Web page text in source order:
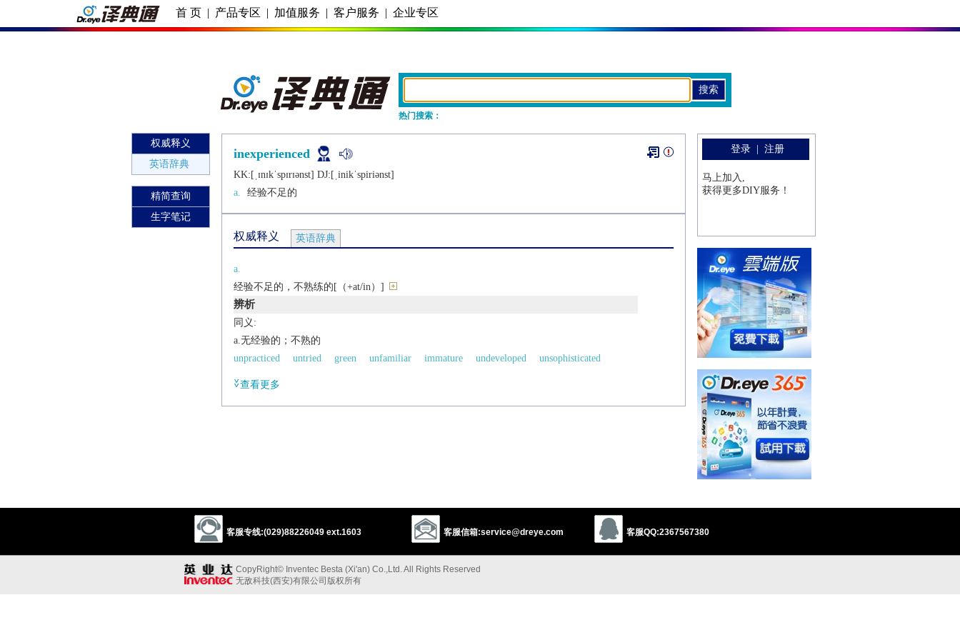
首 页 | 产品专区 | 加值服务 | 客户服务 | 企业专区
热门搜索：
权威释义
英语辞典
精简查询
生字笔记
inexperienced
KK:[ˌɪnɪkˈspɪrɪǝnst] DJ:[ˌinikˈspiriǝnst]
a.
经验不足的
权威释义 英语辞典
a.
经验不足的，不熟练的[（+at/in）]
辨析
同义:
a.无经验的；不熟的
unpracticed
untried green unfamiliar immature undeveloped
unsophisticated
查看更多
客服专线:(029)88226049 ext.1603 客服信箱:service@dreye.com 客服QQ:2367567380
CopyRight© Inventec Besta (Xi'an) Co.,Ltd. All Rights Reserved
无敌科技(西安)有限公司版权所有